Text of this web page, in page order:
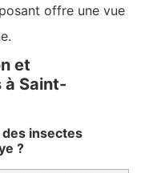
offre une vue
et
à Saint-
insectes
?